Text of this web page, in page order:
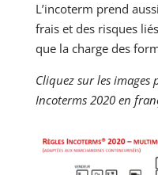
L’incoterm prend
frais et des risques
que la charge des
Cliquez sur les images
Incoterms 2020 en